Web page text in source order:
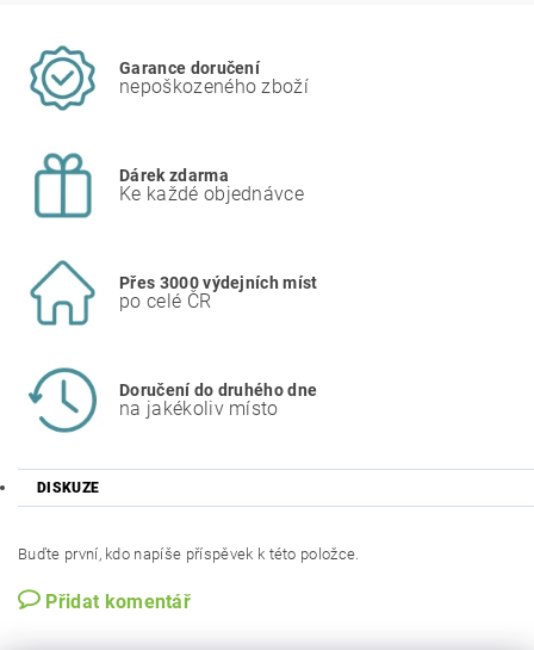
Garance doručení
nepoškozeného zboží
Dárek zdarma
Ke každé objednávce
Přes 3000 výdejních míst
po celé ČR
Doručení do druhého dne
na jakékoliv místo
DISKUZE
Buďte první, kdo napíše příspěvek k této položce.
Přidat komentář